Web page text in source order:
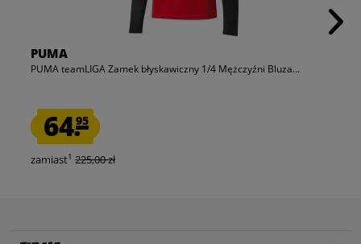
PUMA
PUMA teamLIGA Zamek błyskawiczny 1/4 Mężczyźni Bluza...
64.95
zamiast1 225,00 zł